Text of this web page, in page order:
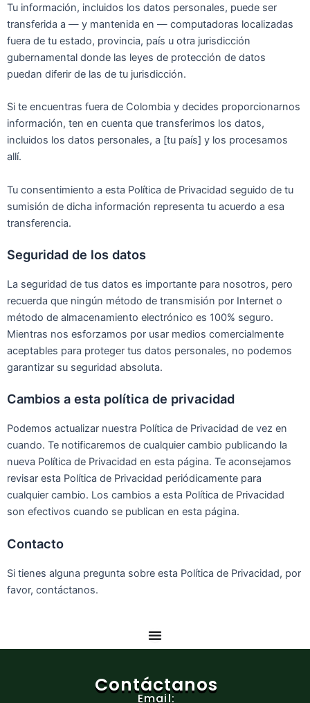
Tu información, incluidos los datos personales, puede ser
transferida a — y mantenida en — computadoras localizadas
fuera de tu estado, provincia, país u otra jurisdicción
gubernamental donde las leyes de protección de datos
puedan diferir de las de tu jurisdicción.
Si te encuentras fuera de Colombia y decides proporcionarnos
información, ten en cuenta que transferimos los datos,
incluidos los datos personales, a [tu país] y los procesamos
allí.
Tu consentimiento a esta Política de Privacidad seguido de tu
sumisión de dicha información representa tu acuerdo a esa
transferencia.
Seguridad de los datos
La seguridad de tus datos es importante para nosotros, pero
recuerda que ningún método de transmisión por Internet o
método de almacenamiento electrónico es 100% seguro.
Mientras nos esforzamos por usar medios comercialmente
aceptables para proteger tus datos personales, no podemos
garantizar su seguridad absoluta.
Cambios a esta política de privacidad
Podemos actualizar nuestra Política de Privacidad de vez en
cuando. Te notificaremos de cualquier cambio publicando la
nueva Política de Privacidad en esta página. Te aconsejamos
revisar esta Política de Privacidad periódicamente para
cualquier cambio. Los cambios a esta Política de Privacidad
son efectivos cuando se publican en esta página.
Contacto
Si tienes alguna pregunta sobre esta Política de Privacidad, por
favor, contáctanos.
Contáctanos
Email: